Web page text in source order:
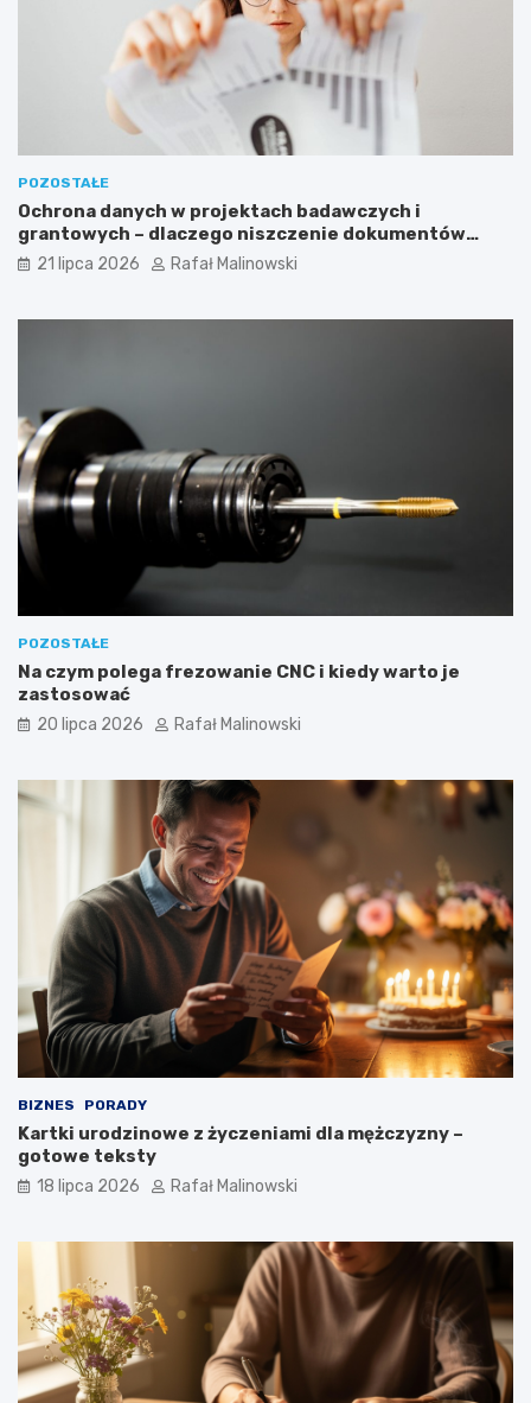
POZOSTAŁE
Ochrona danych w projektach badawczych i
grantowych – dlaczego niszczenie dokumentów
musi być częścią procedury?
21 lipca 2026 Rafał Malinowski
POZOSTAŁE
Na czym polega frezowanie CNC i kiedy warto je
zastosować
20 lipca 2026 Rafał Malinowski
BIZNES PORADY
Kartki urodzinowe z życzeniami dla mężczyzny –
gotowe teksty
18 lipca 2026 Rafał Malinowski